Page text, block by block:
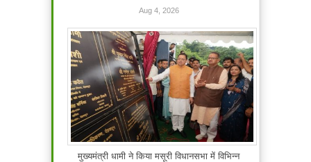
Aug 4, 2026
मुख्यमंत्री धामी ने किया मसूरी विधानसभा में विभिन्न